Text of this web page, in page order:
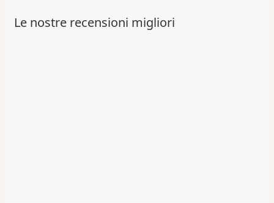
Le nostre recensioni migliori